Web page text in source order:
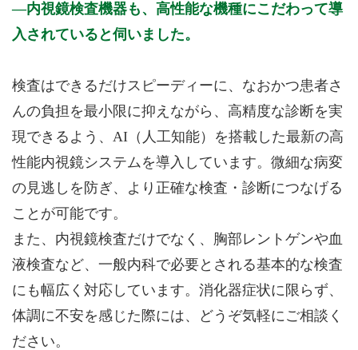
内視鏡検査機器も、高性能な機種にこだわって導
入されていると伺いました。
検査はできるだけスピーディーに、なおかつ患者さ
んの負担を最小限に抑えながら、高精度な診断を実
現できるよう、AI（人工知能）を搭載した最新の高
性能内視鏡システムを導入しています。微細な病変
の見逃しを防ぎ、より正確な検査・診断につなげる
ことが可能です。
また、内視鏡検査だけでなく、胸部レントゲンや血
液検査など、一般内科で必要とされる基本的な検査
にも幅広く対応しています。消化器症状に限らず、
体調に不安を感じた際には、どうぞ気軽にご相談く
ださい。